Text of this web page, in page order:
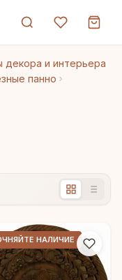
и интерьера
панно
НАЛИЧИЕ